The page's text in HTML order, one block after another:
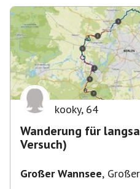
kooky, 64
Wanderung für
Versuch)
Großer Wannsee,